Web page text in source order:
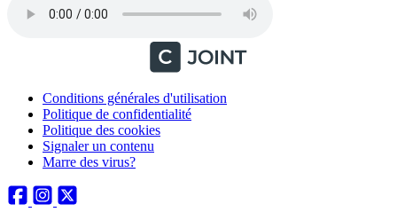
Conditions générales d'utilisation
Politique de confidentialité
Politique des cookies
Signaler un contenu
Marre des virus?